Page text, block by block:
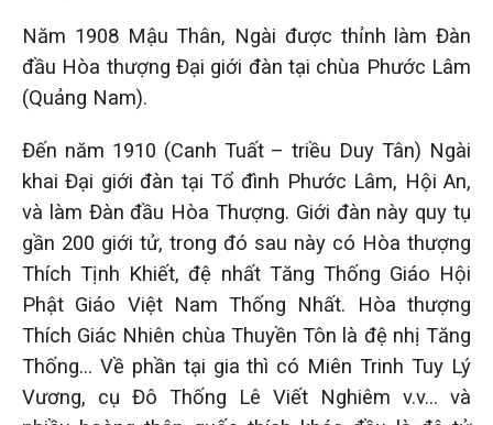
Năm 1908 Mậu Thân, Ngài được thỉnh làm Đàn
đầu Hòa thượng Đại giới đàn tại chùa Phước Lâm
(Quảng Nam).
Đến năm 1910 (Canh Tuất – triều Duy Tân) Ngài
khai Đại giới đàn tại Tổ đình Phước Lâm, Hội An,
và làm Đàn đầu Hòa Thượng. Giới đàn này quy tụ
gần 200 giới tử, trong đó sau này có Hòa thượng
Thích Tịnh Khiết, đệ nhất Tăng Thống Giáo Hội
Phật Giáo Việt Nam Thống Nhất. Hòa thượng
Thích Giác Nhiên chùa Thuyền Tôn là đệ nhị Tăng
Thống… Về phần tại gia thì có Miên Trinh Tuy Lý
Vương, cụ Đô Thống Lê Viết Nghiêm v.v… và